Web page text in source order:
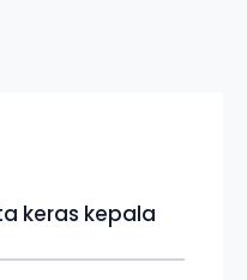
keras kepala